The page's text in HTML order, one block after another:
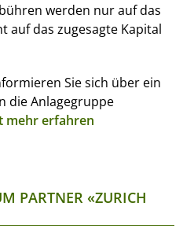
werden nur auf das
auf das zugesagte Kapital
Sie sich über ein
die Anlagegruppe
mehr erfahren
PARTNER «ZURICH